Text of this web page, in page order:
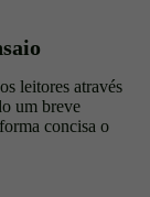
leitores através
um breve
concisa o